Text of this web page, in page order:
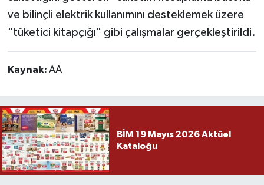
ve bilinçli elektrik kullanımını desteklemek üzere
"tüketici kitapçığı" gibi çalışmalar gerçekleştirildi.
Kaynak: AA
BİM 19 Mayıs 2026 Aktüel
Kataloğu